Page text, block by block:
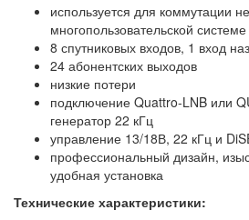
используется для коммутации
многопользовательской системе
8 спутниковых входов, 1 вход
24 абонентских выходов
низкие потери
подключение Quattro-LNB или
генератор 22 кГц
управление 13/18В, 22 кГц и
профессиональный дизайн,
удобная установка
Технические характеристики: